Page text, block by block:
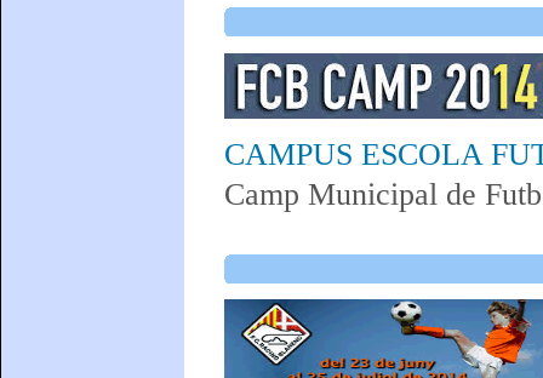
CAMPUS ESCOLA
Camp Municipal de